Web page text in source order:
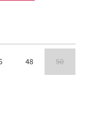
48 50